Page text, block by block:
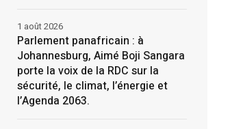
Parlement panafricain : à
Johannesburg, Aimé Boji Sangara
porte la voix de la RDC sur la
sécurité, le climat, l’énergie et
l’Agenda 2063.
1 août 2026